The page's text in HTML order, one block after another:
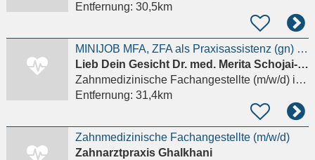
Entfernung: 30,5km
MINIJOB MFA, ZFA als Praxisassistenz (gn) für Ästhetische Medizin
Lieb Dein Gesicht Dr. med. Merita Schojai-Schultz und Dr. med. Dascha Berek
Zahnmedizinische Fachangestellte (m/w/d)in Frankfurt am Main, Sachsenhausen
Entfernung: 31,4km
Zahnmedizinische Fachangestellte (m/w/d)
Zahnarztpraxis Ghalkhani